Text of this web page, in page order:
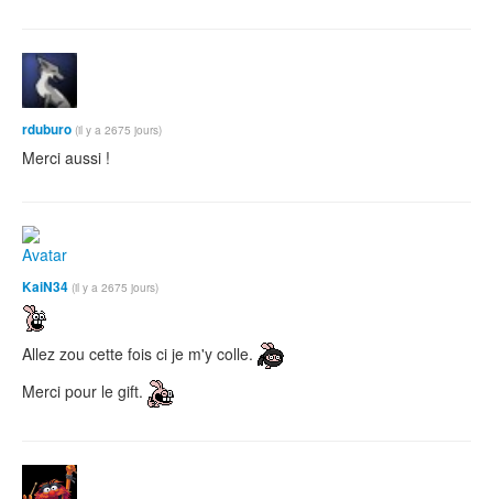
rduburo (il y a 2675 jours)
Merci aussi !
KaiN34 (il y a 2675 jours)
Allez zou cette fois ci je m'y colle.
Merci pour le gift.